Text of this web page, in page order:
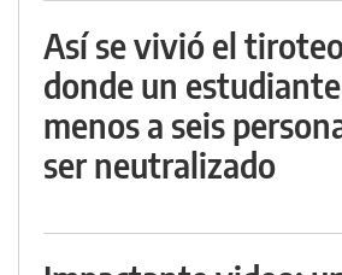
Así se vivió el
donde un
menos a seis
ser neutralizado